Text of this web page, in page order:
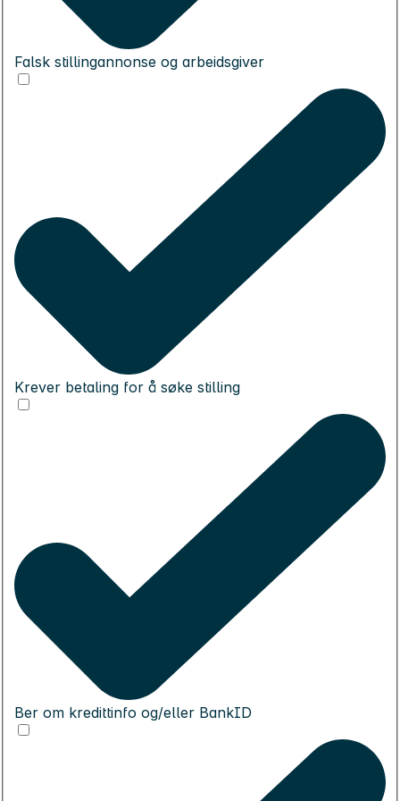
Falsk stillingannonse og arbeidsgiver
Krever betaling for å søke stilling
Ber om kredittinfo og/eller BankID